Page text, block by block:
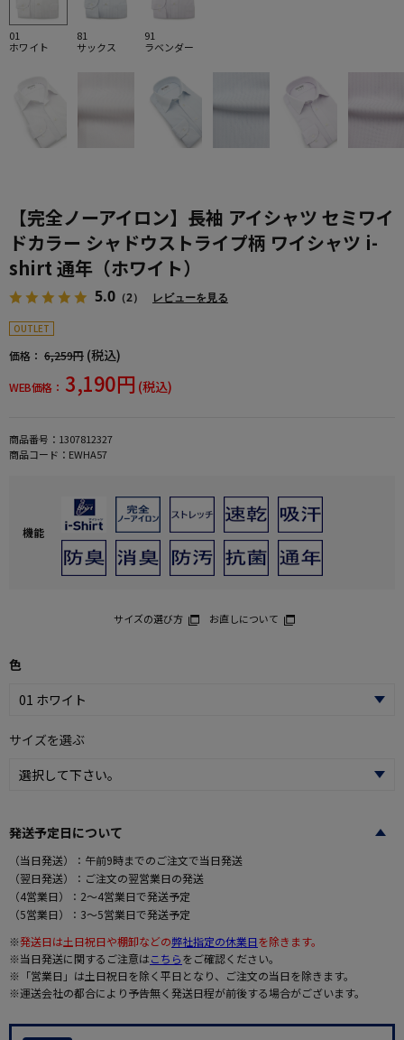
01
ホワイト
81
サックス
91
ラベンダー
【完全ノーアイロン】長袖 アイシャツ セミワイ
ドカラー シャドウストライプ柄 ワイシャツ i-
shirt 通年（ホワイト）
5.0 （2） レビューを見る
OUTLET
価格： 6,259円 (税込)
WEB価格： 3,190円 (税込)
商品番号： 1307812327
商品コード： EWHA57
機能
サイズの選び方 お直しについて
色
サイズを選ぶ
発送予定日について
（当日発送）：午前9時までのご注文で当日発送
（翌日発送）：ご注文の翌営業日の発送
（4営業日）：2～4営業日で発送予定
（5営業日）：3～5営業日で発送予定
※発送日は土日祝日や棚卸などの弊社指定の休業日を除きます。
※当日発送に関するご注意はこちらをご確認ください。
※「営業日」は土日祝日を除く平日となり、ご注文の当日を除きます。
※運送会社の都合により予告無く発送日程が前後する場合がございます。